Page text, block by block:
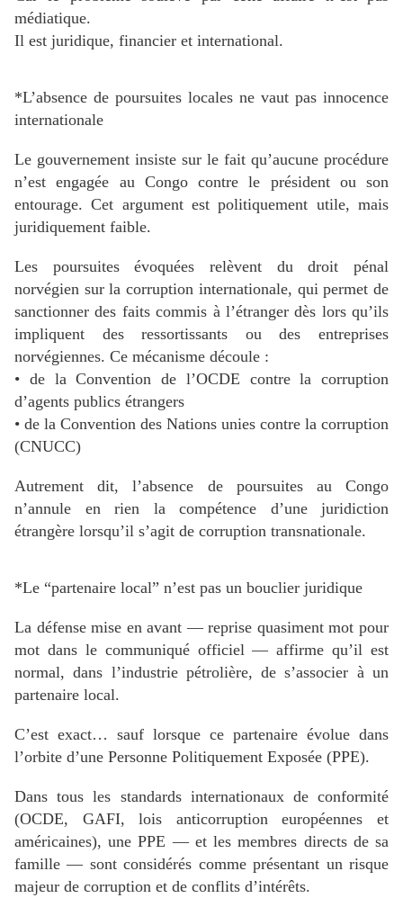
médiatique.
Il est juridique, financier et international.
*L’absence de poursuites locales ne vaut pas innocence
internationale
Le gouvernement insiste sur le fait qu’aucune procédure
n’est engagée au Congo contre le président ou son
entourage. Cet argument est politiquement utile, mais
juridiquement faible.
Les poursuites évoquées relèvent du droit pénal
norvégien sur la corruption internationale, qui permet de
sanctionner des faits commis à l’étranger dès lors qu’ils
impliquent des ressortissants ou des entreprises
norvégiennes. Ce mécanisme découle :
• de la Convention de l’OCDE contre la corruption
d’agents publics étrangers
• de la Convention des Nations unies contre la corruption
(CNUCC)
Autrement dit, l’absence de poursuites au Congo
n’annule en rien la compétence d’une juridiction
étrangère lorsqu’il s’agit de corruption transnationale.
*Le “partenaire local” n’est pas un bouclier juridique
La défense mise en avant — reprise quasiment mot pour
mot dans le communiqué officiel — affirme qu’il est
normal, dans l’industrie pétrolière, de s’associer à un
partenaire local.
C’est exact… sauf lorsque ce partenaire évolue dans
l’orbite d’une Personne Politiquement Exposée (PPE).
Dans tous les standards internationaux de conformité
(OCDE, GAFI, lois anticorruption européennes et
américaines), une PPE — et les membres directs de sa
famille — sont considérés comme présentant un risque
majeur de corruption et de conflits d’intérêts.